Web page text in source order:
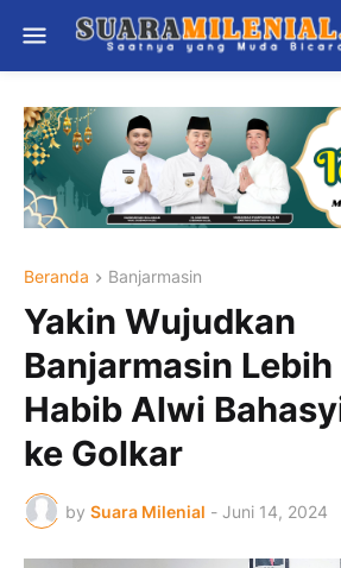
Beranda Banjarmasin
Yakin Wujudkan
Banjarmasin Lebih
Habib Alwi
ke Golkar
by Suara Milenial - Juni 14, 2024